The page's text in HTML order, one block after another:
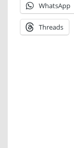
WhatsApp
Threads